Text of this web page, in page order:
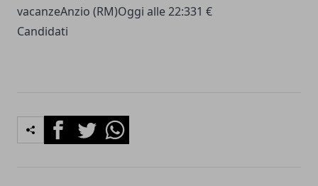
vacanzeAnzio (RM)Oggi alle 22:331 €
Candidati
FacebookTwitterWhatsapp